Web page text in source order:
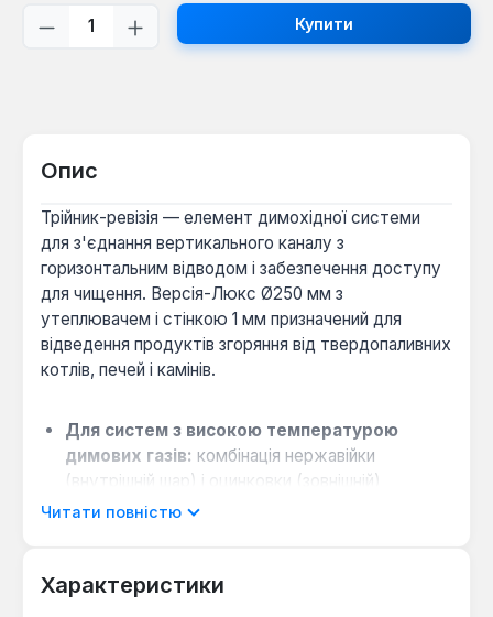
Кількість товару: Введіть потрібну
Купити
Опис
Трійник-ревізія — елемент димохідної системи
для з'єднання вертикального каналу з
горизонтальним відводом і забезпечення доступу
для чищення. Версія-Люкс Ø250 мм з
утеплювачем і стінкою 1 мм призначений для
відведення продуктів згоряння від твердопаливних
котлів, печей і камінів.
Для систем з високою температурою
димових газів: комбінація нержавійки
(внутрішній шар) і оцинковки (зовнішній)
забезпечує стійкість до конденсату та корозії
переохолодження диму:
Читати повністю
Характеристики